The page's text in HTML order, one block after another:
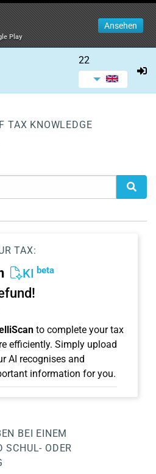
Play
Ansehen
22
TAX KNOWLEDGE
TAX:
KI beta
to complete your tax
efficiently. Simply upload
AI recognises and
information for you.
BEI EINEM
SCHUL- ODER